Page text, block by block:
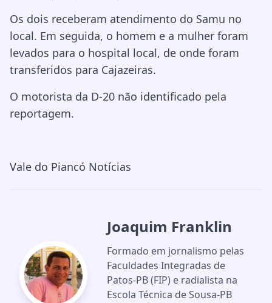
Os dois receberam atendimento do Samu no
local. Em seguida, o homem e a mulher foram
levados para o hospital local, de onde foram
transferidos para Cajazeiras.
O motorista da D-20 não identificado pela
reportagem.
Vale do Piancó Notícias
Joaquim Franklin
Formado em jornalismo pelas
Faculdades Integradas de
Patos-PB (FIP) e radialista na
Escola Técnica de Sousa-PB